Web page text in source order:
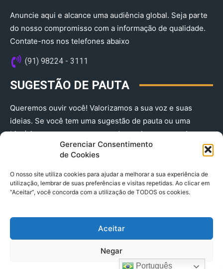
Gerenciar Consentimento
de Cookies
O nosso site utiliza cookies para ajudar a melhorar a sua experiência de
utilização, lembrar de suas preferências e visitas repetidas. Ao clicar em
“Aceitar”, você concorda com a utilização de TODOS os cookies.
Aceitar
Negar
Anuncie aqui e alcance uma audiência global. Seja parte
do nosso compromisso com a informação de qualidade.
Contate-nos nos telefones abaixo
(91) 98224 - 3111
SUGESTÃO DE PAUTA
Queremos ouvir você! Valorizamos a sua voz e suas
ideias. Se você tem uma sugestão de pauta ou uma
história que merece ser contada, envie-nos agora!
(91) 98224 - 3111
© 2025 A Província do Pará CNPJ: 04.901.141/0001-36 End .
Trav. Quintino Bocaiuva 2301, Ed. Rogério Fernandez – Sala
2701- Cremação – CEP 66045.315
Português